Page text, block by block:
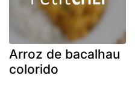
Arroz de bacalhau
colorido